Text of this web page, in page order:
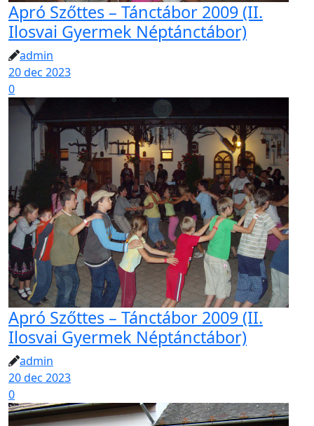
Apró Szőttes – Tánctábor 2009 (II.
Ilosvai Gyermek Néptánctábor)
admin
20 dec 2023
0
Apró Szőttes – Tánctábor 2009 (II.
Ilosvai Gyermek Néptánctábor)
admin
20 dec 2023
0